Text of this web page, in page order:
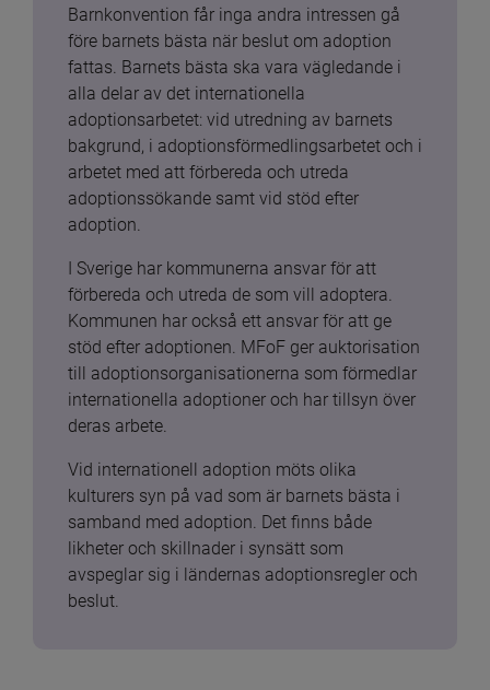
Barnkonvention får inga andra intressen gå
före barnets bästa när beslut om adoption
fattas. Barnets bästa ska vara vägledande i
alla delar av det internationella
adoptionsarbetet: vid utredning av barnets
bakgrund, i adoptionsförmedlingsarbetet och i
arbetet med att förbereda och utreda
adoptionssökande samt vid stöd efter
adoption.
I Sverige har kommunerna ansvar för att
förbereda och utreda de som vill adoptera.
Kommunen har också ett ansvar för att ge
stöd efter adoptionen. MFoF ger auktorisation
till adoptionsorganisationerna som förmedlar
internationella adoptioner och har tillsyn över
deras arbete.
Vid internationell adoption möts olika
kulturers syn på vad som är barnets bästa i
samband med adoption. Det finns både
likheter och skillnader i synsätt som
avspeglar sig i ländernas adoptionsregler och
beslut.